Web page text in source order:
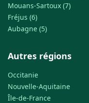
Mouans-Sartoux (7)
Fréjus (6)
Aubagne (5)
Autres régions
Occitanie
Nouvelle-Aquitaine
Île-de-France